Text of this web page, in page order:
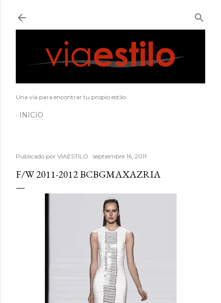
Una vía para encontrar tu propio estilo
INICIO
Publicado por VIAESTILO septiembre 16, 2011
F/W 2011-2012 BCBGMAXAZRIA